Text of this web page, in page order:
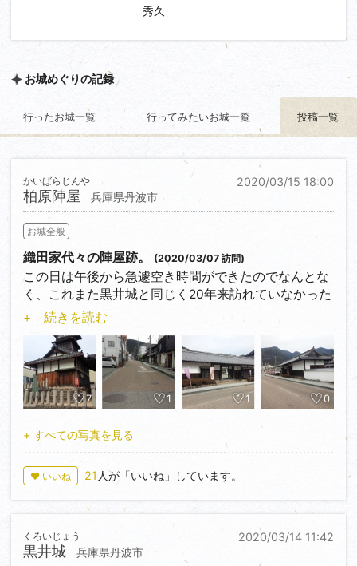
秀久
お城めぐりの記録
行ったお城一覧 行ってみたいお城一覧 投稿一覧
2020/03/15 18:00
柏原陣屋
かいばらじんや
兵庫県丹波市
お城全般
織田家代々の陣屋跡。 (2020/03/07 訪問)
この日は午後から急遽空き時間ができたのでなんとな
く、これまた黒井城と同じく20年来訪れていなかった
丹波國は柏原を再訪することに。
柏原八幡神社や織田家廟所（明治の廃仏毀釈で廃寺と
なった柏原藩主菩提寺跡）などを訪れた後、旧大手筋
を通って柏原藩の陣屋跡を訪れました。
柏原藩は慶長三年（1598）に織田信長の弟である信包
が無嗣断絶となってしまい、その後は幕府の天領とな
りました。
しかし元禄八年（1695）、大和宇陀松山より織田信雄
の血筋である織田信休が（お家騒動の咎により二万八
千石から二万石に減封のうえ）移封されて以来、代々
の血脈を現代までつなぎました。
+ 続きを読む
7 1 1 0
+ すべての写真を見る
♥ いいね 21 人が「いいね」しています。
2020/03/14 11:42
黒井城
くろいじょう
兵庫県丹波市